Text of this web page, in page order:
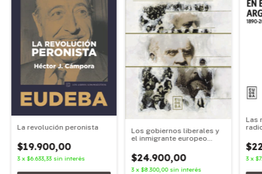
La revolución peronista
$19.900,00
3 x $6.633,33 sin interés
Los gobiernos liberales y
el inmigrante europeo
$24.900,00
3 x$8.300,00 sin interés
Las
3 x